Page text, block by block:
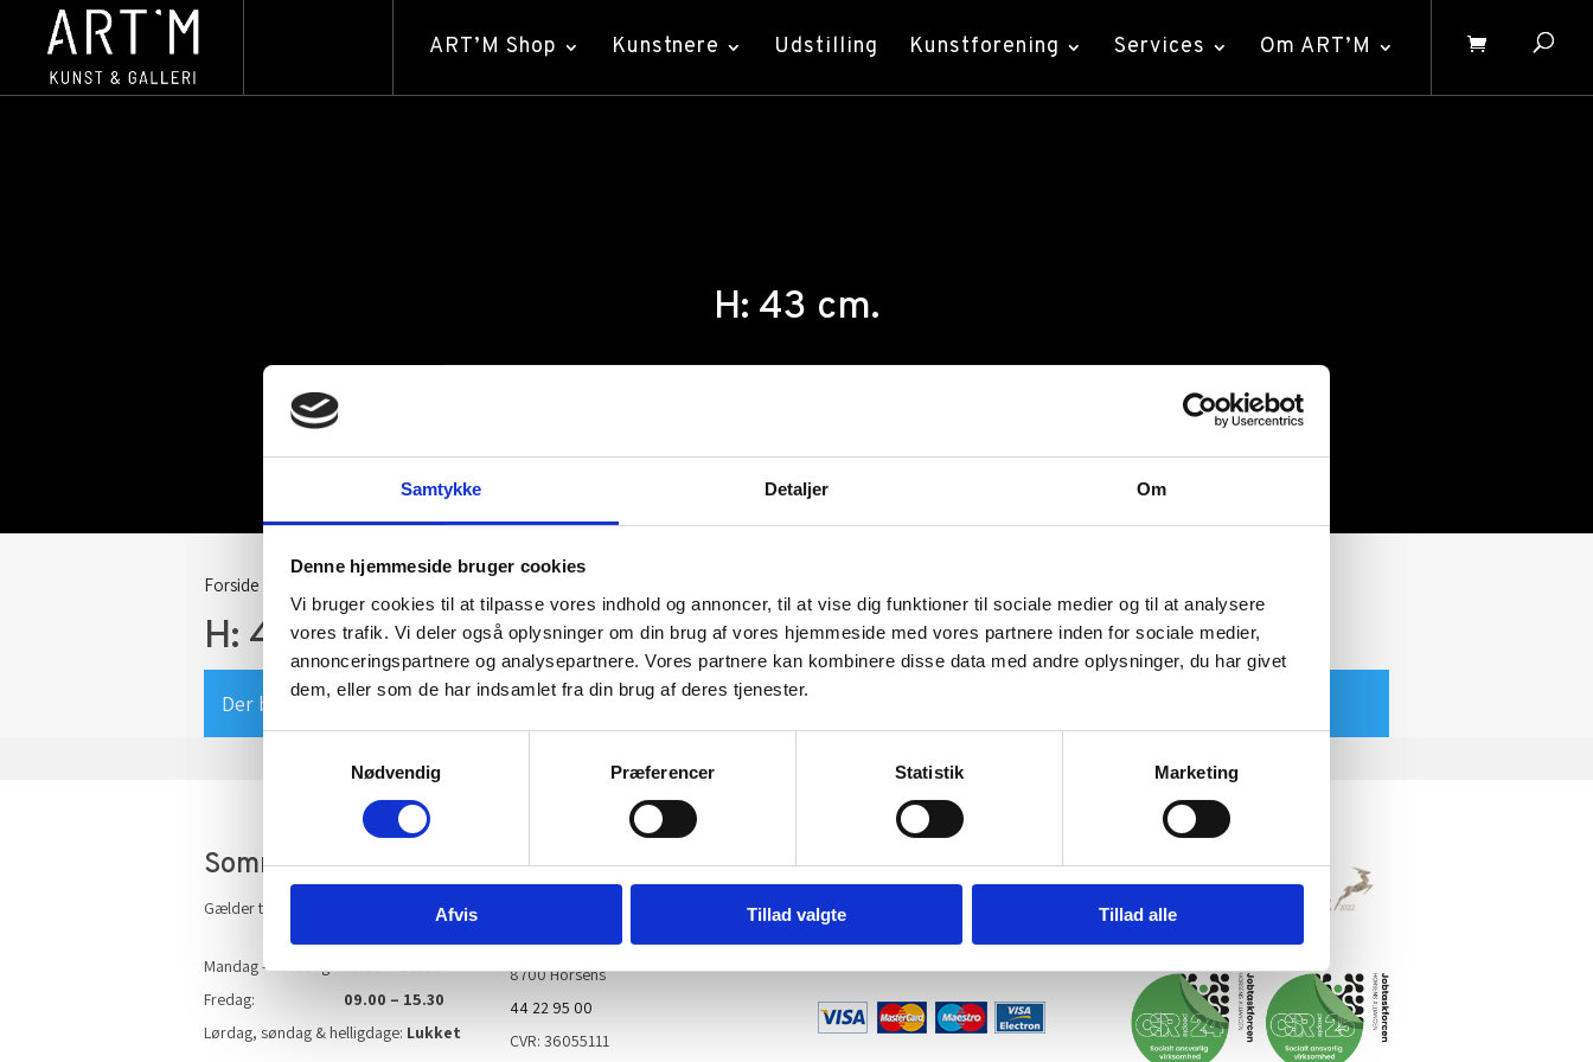
Samtykke Detaljer Om
Denne hjemmeside bruger cookies
Vi bruger cookies til at tilpasse vores indhold og annoncer, til at vise dig funktioner til sociale medier og til at analysere
vores trafik. Vi deler også oplysninger om din brug af vores hjemmeside med vores partnere inden for sociale medier,
annonceringspartnere og analysepartnere. Vores partnere kan kombinere disse data med andre oplysninger, du har givet
dem, eller som de har indsamlet fra din brug af deres tjenester.
Samtykkevalg
Nødvendig
Præferencer Statistik Marketing
Afvis Tillad valgte Tillad alle
ART’M Shop Kunstnere Udstilling Kunstforening Services Om ART’M
H: 43 cm.
Forside
H: 43 cm.
Der blev ikke fundet nogle varer, der matcher dit valg.
Sommeråbningstider
Gælder til og med 15/8
Mandag – Torsdag:09.00 – 16.00
Fredag: 09.00 – 15.30
Lørdag, søndag & helligdage: Lukket
Kontaktinfo
Ove Jensens Allé 31
8700 Horsens
44 22 95 00
CVR: 36055111
ART’M Nyhedsbrev
Tilmeld dig her